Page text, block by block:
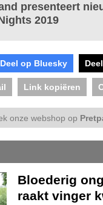
presenteert
2019
Deel op Bluesky
Link kopiëren
onze webshop op
Bloederig
raakt vinger